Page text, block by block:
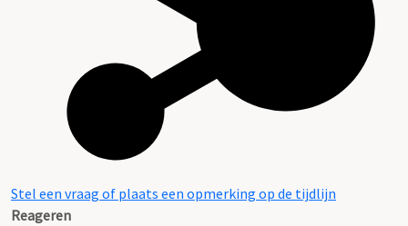
Stel een vraag of plaats een opmerking op de tijdlijn
Reageren